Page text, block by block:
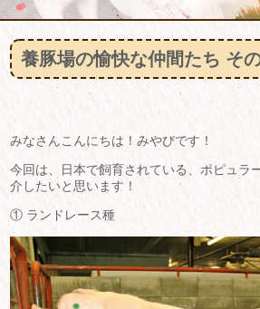
養豚場の愉快な仲間たち そ
みなさんこんにちは！みやびです！
今回は、日本で飼育されている、ポピュラ
介したいと思います！
① ランドレース種